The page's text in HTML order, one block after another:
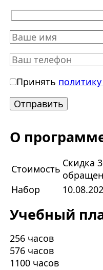
Принять
О
Стоимость Скидка
Набор
Учебный
256 часов
576 часов
1100 часов